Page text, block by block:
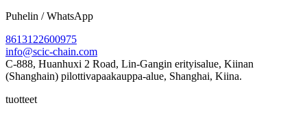
Puhelin / WhatsApp
8613122600975
info@scic-chain.com
C-888, Huanhuxi 2 Road, Lin-Gangin erityisalue, Kiinan
(Shanghain) pilottivapaakauppa-alue, Shanghai, Kiina.
tuotteet